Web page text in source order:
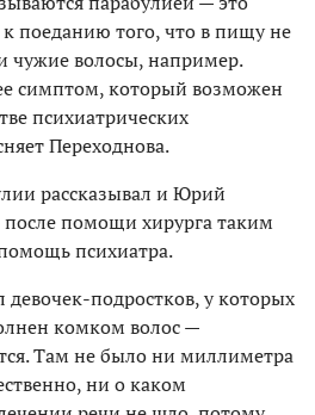
к поеданию того, что в пищу не
чужие волосы, например.
симптом, который возможен
психиатрических
Переходнова.
рассказывал и Юрий
после помощи хирурга таким
психиатра.
подростков, у которых
комком волос —
Там не было ни миллиметра
ни о каком